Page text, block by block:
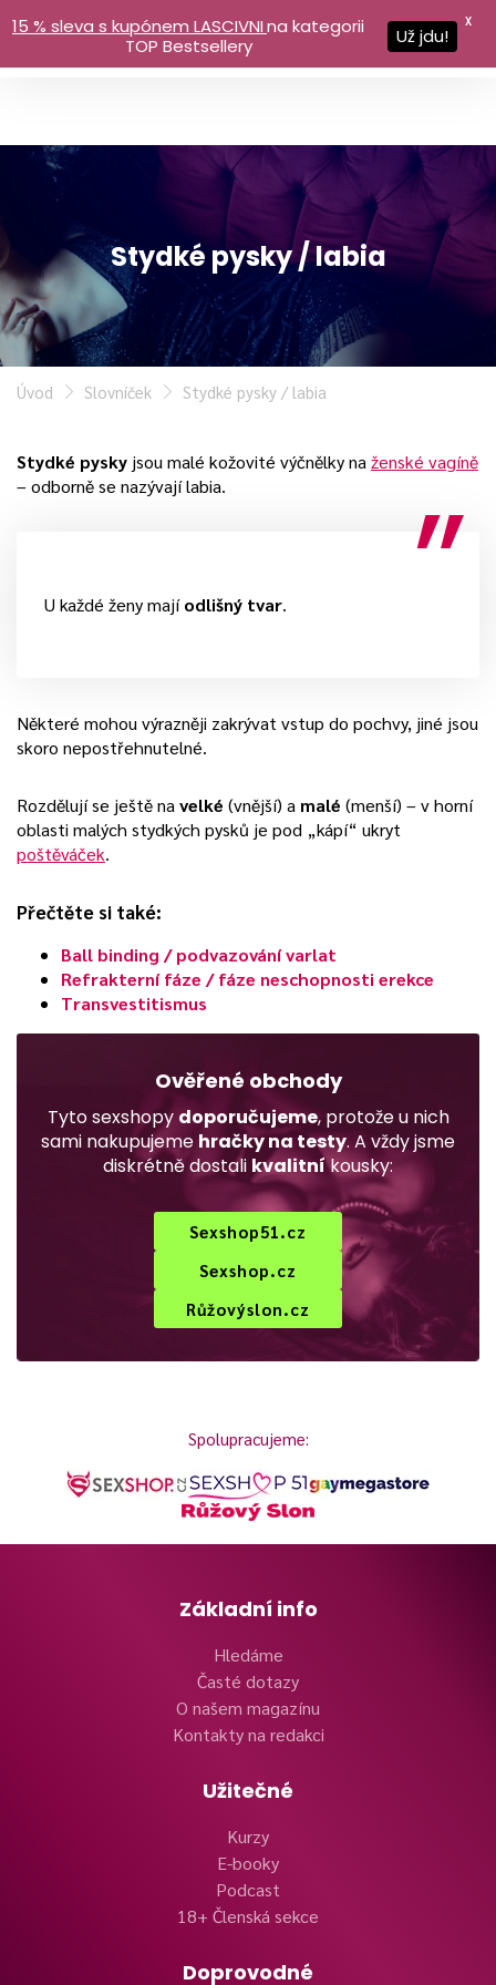
Stydké pysky / labia
Úvod Slovníček Stydké pysky / labia
Stydké pysky jsou malé kožovité výčnělky na ženské vagíně
– odborně se nazývají labia.
U každé ženy majíodlišný tvar.
Některé mohou výrazněji zakrývat vstup do pochvy, jiné jsou
skoro nepostřehnutelné.
Rozdělují se ještě na velké (vnější) a malé (menší) – v horní
oblasti malých stydkých pysků je pod „kápí“ ukryt
poštěváček.
Přečtěte si také:
Ball binding / podvazování varlat
Refrakterní fáze / fáze neschopnosti erekce
Transvestitismus
Ověřené obchody
Tyto sexshopy doporučujeme, protože u nich
sami nakupujeme hračky na testy. A vždy jsme
diskrétně dostali kvalitníkousky:
Sexshop51.cz
Sexshop.cz
Růžovýslon.cz
Spolupracujeme:
Základní info
Hledáme
Časté dotazy
O našem magazínu
Kontakty na redakci
Užitečné
Kurzy
E-booky
Podcast
18+ Členská sekce
Doprovodné
15 % sleva s kupónem LASCIVNIna kategorii
TOP Bestsellery
Už jdu!
X